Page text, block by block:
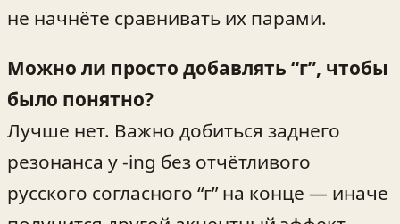
не начнёте сравнивать их парами.
Можно ли просто добавлять “г”, чтобы
было понятно?
Лучше нет. Важно добиться заднего
резонанса у -ing без отчётливого
русского согласного “г” на конце — иначе